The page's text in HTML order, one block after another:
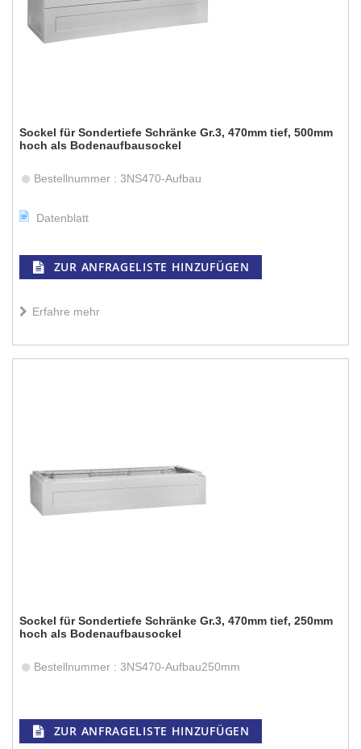
Sockel für Sondertiefe Schränke Gr.3, 470mm tief, 500mm
hoch als Bodenaufbausockel
Bestellnummer : 3NS470-Aufbau
Datenblatt
ZUR ANFRAGELISTE HINZUFÜGEN
Erfahre mehr
Sockel für Sondertiefe Schränke Gr.3, 470mm tief, 250mm
hoch als Bodenaufbausockel
Bestellnummer : 3NS470-Aufbau250mm
ZUR ANFRAGELISTE HINZUFÜGEN